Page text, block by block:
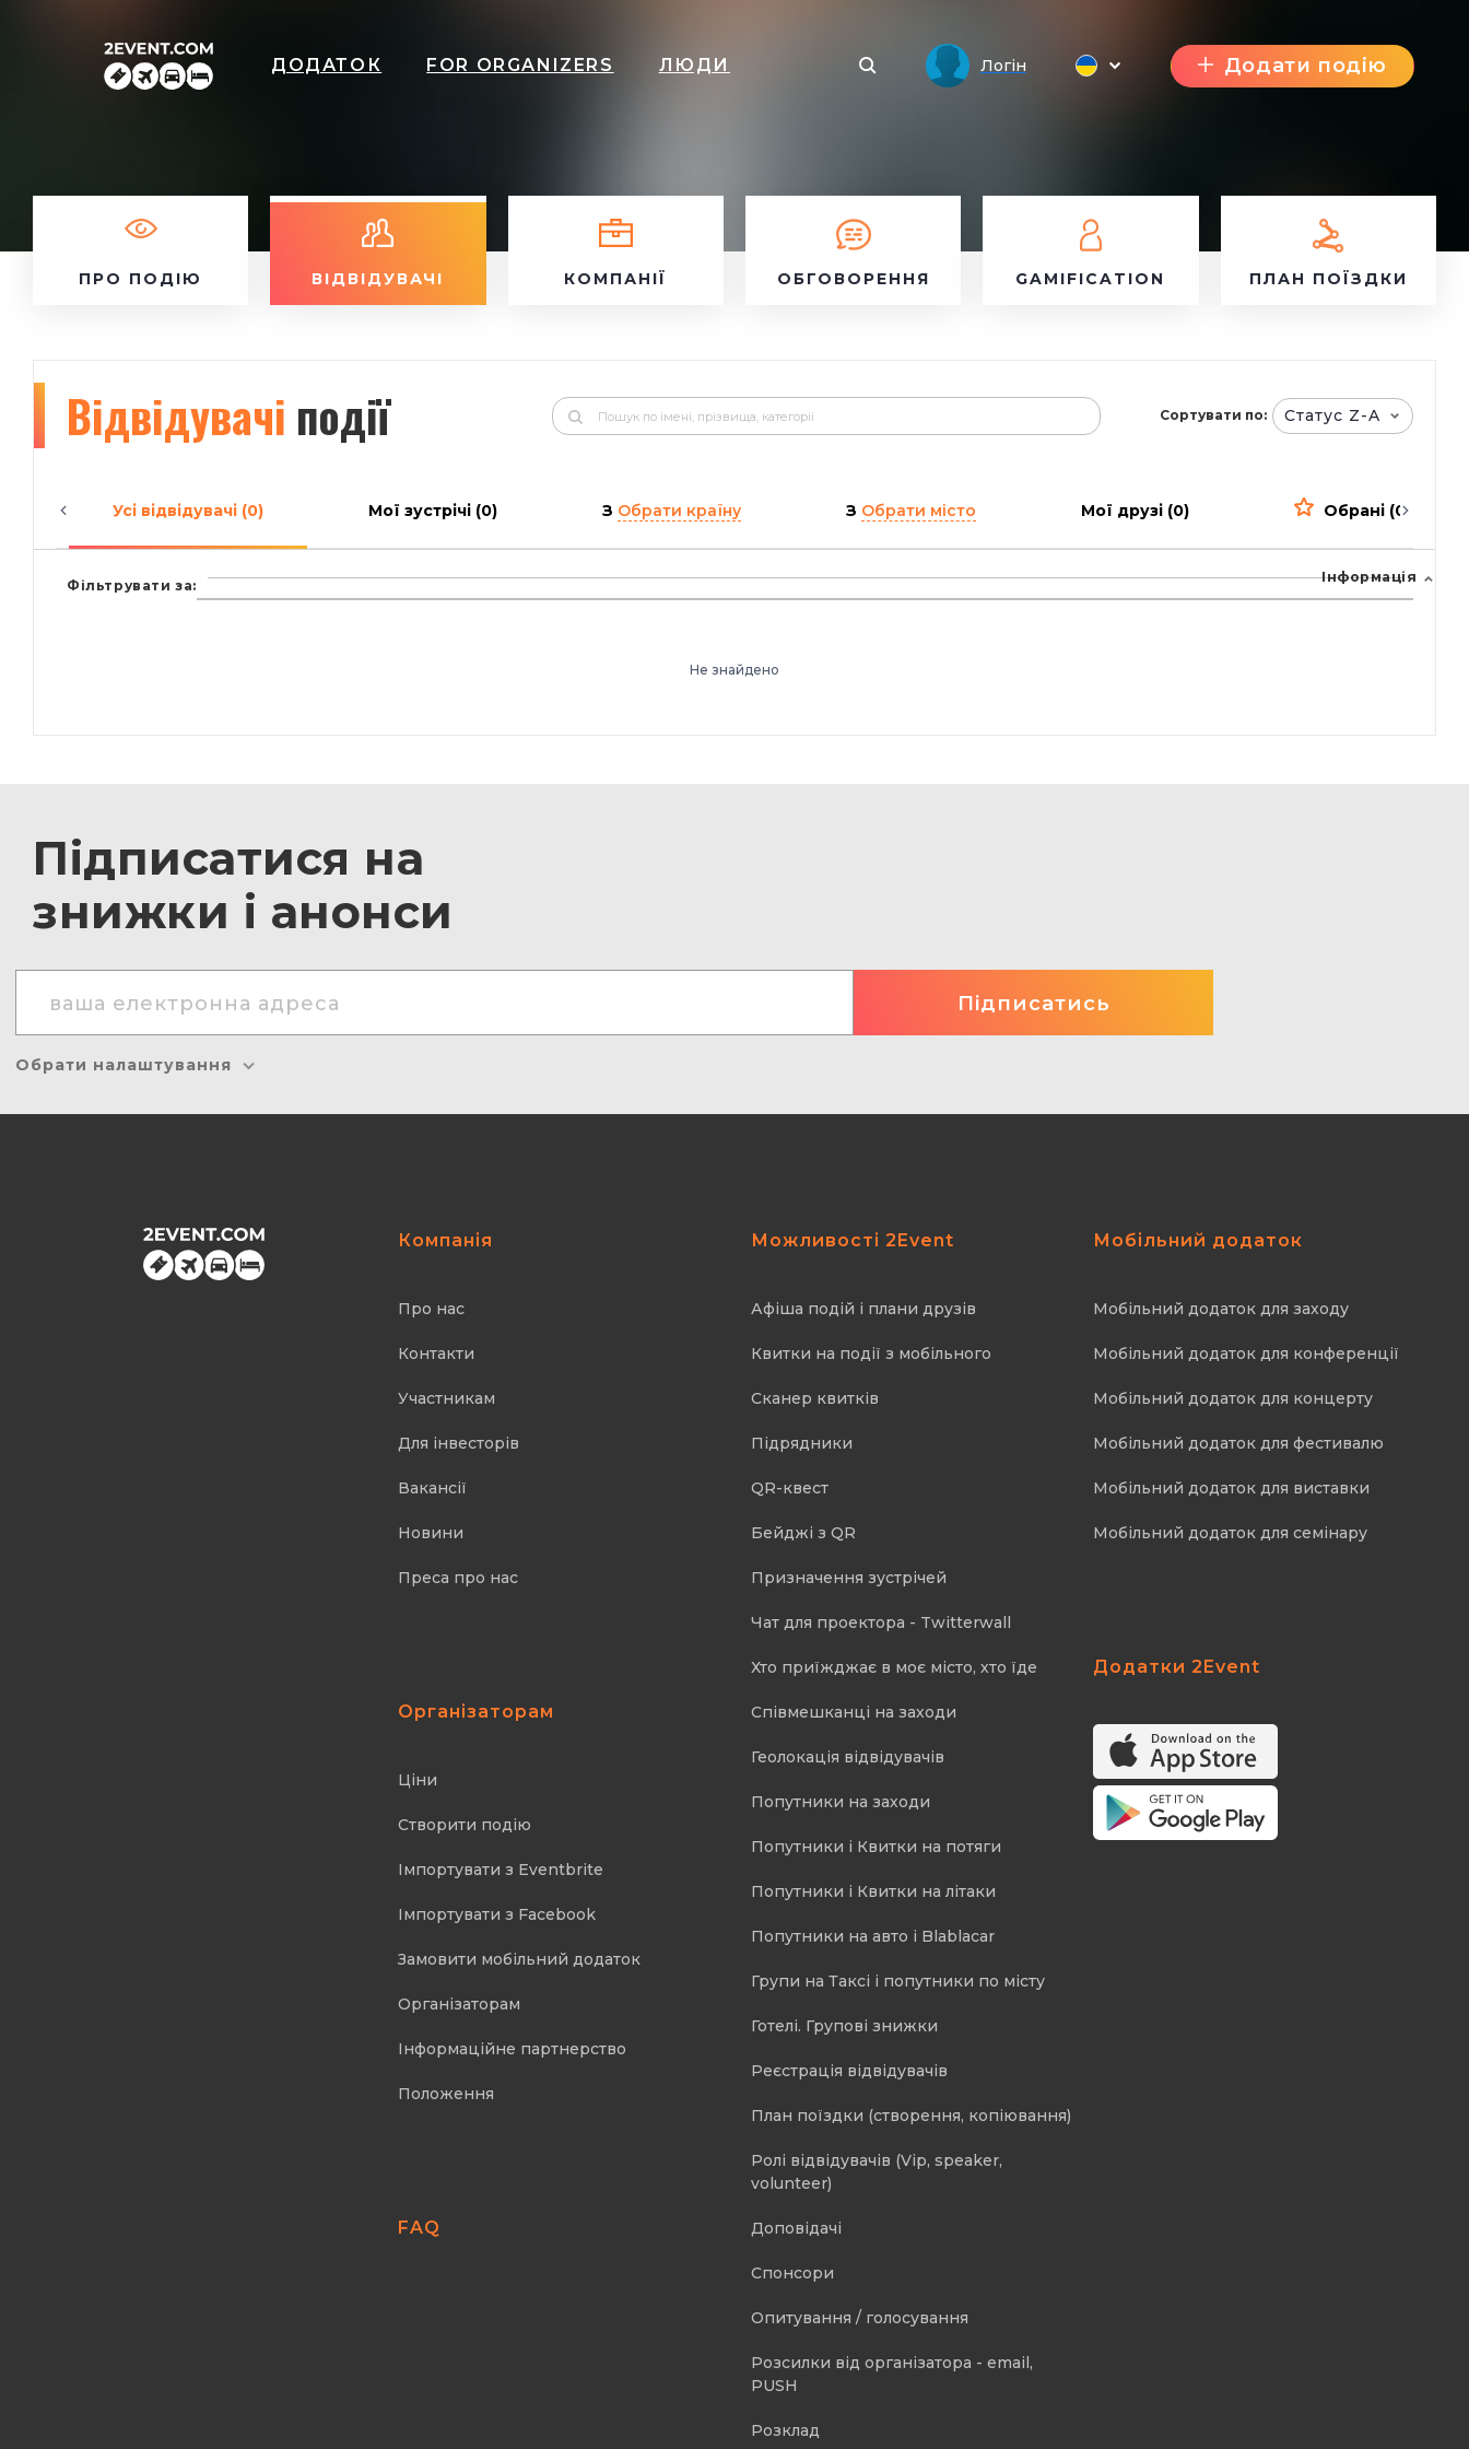
ДОДАТОК FOR ORGANIZERS ЛЮДИ Логін Додати подію
ПРО ПОДІЮ ВІДВІДУВАЧІ КОМПАНІЇ ОБГОВОРЕННЯ GAMIFICATION ПЛАН ПОЇЗДКИ
Відвідувачі події Сортувати по: Статус Z-A
Усі відвідувачі (0) Мої зустрічі (0) З Обрати країну З Обрати місто Мої друзі (0) Обрані (0)
Фільтрувати за:
Інформація
Не знайдено
Підписатися на
знижки і анонси
Обрати налаштування
Компанія
Про нас
Контакти
Участникам
Для інвесторів
Вакансії
Новини
Преса про нас
Організаторам
Ціни
Створити подію
Імпортувати з Eventbrite
Імпортувати з Facebook
Замовити мобільний додаток
Організаторам
Інформаційне партнерство
Положення
FAQ
Можливості 2Event
Афіша подій і плани друзів
Квитки на події з мобільного
Cканер квитків
Підрядники
QR-квест
Бейджі з QR
Призначення зустрічей
Чат для проектора - Twitterwall
Хто приїжджає в моє місто, хто їде
Співмешканці на заходи
Геолокація відвідувачів
Попутники на заходи
Попутники і Квитки на потяги
Попутники і Квитки на літаки
Попутники на авто і Blablacar
Групи на Таксі і попутники по місту
Готелі. Групові знижки
Реєстрація відвідувачів
План поїздки (створення, копіювання)
Ролі відвідувачів (Vip, speaker,
volunteer)
Доповідачі
Спонсори
Опитування / голосування
Розсилки від організатора - email,
PUSH
Розклад
Мобільний додаток
Мобільний додаток для заходу
Мобільний додаток для конференції
Мобільний додаток для концерту
Мобільний додаток для фестивалю
Мобільний додаток для виставки
Мобільний додаток для семінару
Додатки 2Event